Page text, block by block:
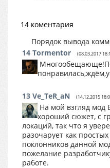
14 коментария
Порядок вывода
14 Tormentor (08.03.2017
13 Ve_TeR_aN (14.12.2015
На мой взгляд мод
хороший сюжет, с
локаций, так что я
разочарует как
поклонников данной
пожелание
работе.